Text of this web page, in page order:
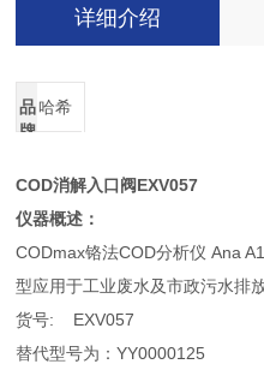
详细介绍
品
牌
哈希
COD消解入口阀EXV057
仪器概述：
CODmax铬法COD分析仪 Ana
型应用于工业废水及市政污水排
货号: EXV057
替代型号为：YY0000125